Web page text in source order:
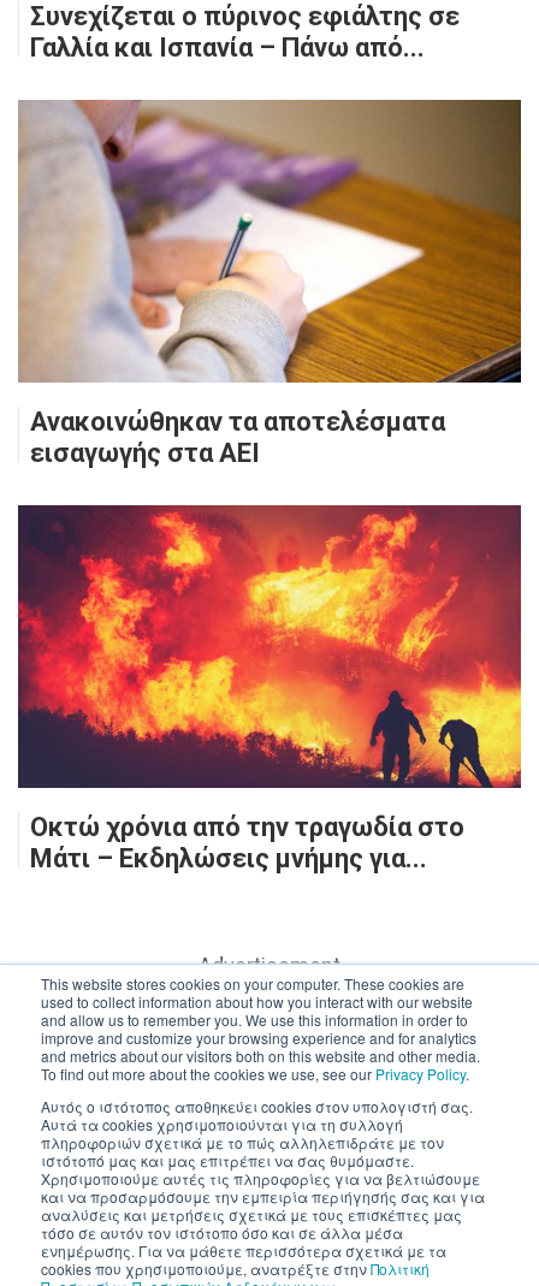
This website stores cookies on your computer. These cookies are
used to collect information about how you interact with our website
and allow us to remember you. We use this information in order to
improve and customize your browsing experience and for analytics
and metrics about our visitors both on this website and other media.
To find out more about the cookies we use, see our Privacy Policy.
Αυτός ο ιστότοπος αποθηκεύει cookies στον υπολογιστή σας.
Αυτά τα cookies χρησιμοποιούνται για τη συλλογή
πληροφοριών σχετικά με το πώς αλληλεπιδράτε με τον
ιστότοπό μας και μας επιτρέπει να σας θυμόμαστε.
Χρησιμοποιούμε αυτές τις πληροφορίες για να βελτιώσουμε
και να προσαρμόσουμε την εμπειρία περιήγησής σας και για
αναλύσεις και μετρήσεις σχετικά με τους επισκέπτες μας
τόσο σε αυτόν τον ιστότοπο όσο και σε άλλα μέσα
ενημέρωσης. Για να μάθετε περισσότερα σχετικά με τα
cookies που χρησιμοποιούμε, ανατρέξτε στηνΠολιτική
Συνεχίζεται ο πύρινος εφιάλτης σε
Γαλλία και Ισπανία – Πάνω από...
Ανακοινώθηκαν τα αποτελέσματα
εισαγωγής στα ΑΕΙ
Οκτώ χρόνια από την τραγωδία στο
Μάτι – Εκδηλώσεις μνήμης για...
- Advertisement -